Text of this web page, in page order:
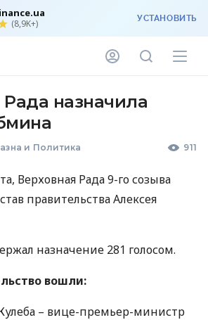
(8,9K+) УСТАНОВИТЬ
назначила
и Политика 911
Верховная Рада 9-го созыва
правительства Алексея
назначение 281 голосом.
вошли:
– вице-премьер-министр